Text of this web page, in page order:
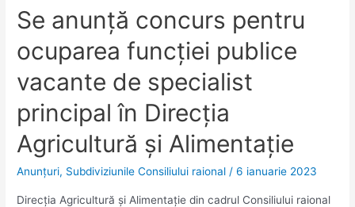
Se anunță concurs pentru
ocuparea funcției publice
vacante de specialist
principal în Direcția
Agricultură și Alimentație
Anunţuri, Subdiviziunile Consiliului raional /6 ianuarie 2023
Direcția Agricultură și Alimentație din cadrul Consiliului raional